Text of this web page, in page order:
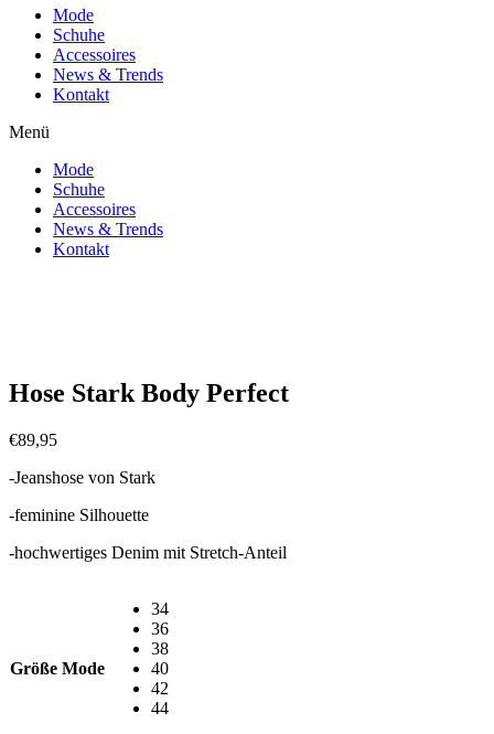
Mode
Schuhe
Accessoires
News & Trends
Kontakt
Menü
Mode
Schuhe
Accessoires
News & Trends
Kontakt
Hose Stark Body Perfect
€89,95
-Jeanshose von Stark
-feminine Silhouette
-hochwertiges Denim mit Stretch-Anteil
Größe Mode
34
36
38
40
42
44